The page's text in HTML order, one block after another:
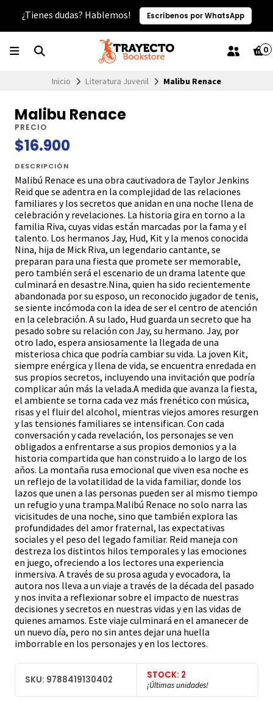
¿Tienes dudas? Hablemos! Escríbenos por WhatsApp
0
Inicio Literatura Juvenil Malibu Renace
Malibu Renace
PRECIO
$16.900
DESCRIPCIÓN
Malibú Renace es una obra cautivadora de Taylor Jenkins
Reid que se adentra en la complejidad de las relaciones
familiares y los secretos que anidan en una noche llena de
celebración y revelaciones. La historia gira en torno a la
familia Riva, cuyas vidas están marcadas por la fama y el
talento. Los hermanos Jay, Hud, Kit y la menos conocida
Nina, hija de Mick Riva, un legendario cantante, se
preparan para una fiesta que promete ser memorable,
pero también será el escenario de un drama latente que
culminará en desastre.Nina, quien ha sido recientemente
abandonada por su esposo, un reconocido jugador de tenis,
se siente incómoda con la idea de ser el centro de atención
en la celebración. A su lado, Hud guarda un secreto que ha
pesado sobre su relación con Jay, su hermano. Jay, por
otro lado, espera ansiosamente la llegada de una
misteriosa chica que podría cambiar su vida. La joven Kit,
siempre enérgica y llena de vida, se encuentra enredada en
sus propios secretos, incluyendo una invitación que podría
complicar aún más la velada.A medida que avanza la fiesta,
el ambiente se torna cada vez más frenético con música,
risas y el fluir del alcohol, mientras viejos amores resurgen
y las tensiones familiares se intensifican. Con cada
conversación y cada revelación, los personajes se ven
obligados a enfrentarse a sus propios demonios y a la
historia compartida que han construido a lo largo de los
años. La montaña rusa emocional que viven esa noche es
un reflejo de la volatilidad de la vida familiar, donde los
lazos que unen a las personas pueden ser al mismo tiempo
un refugio y una trampa.Malibú Renace no solo narra las
vicisitudes de una noche, sino que también explora las
profundidades del amor fraternal, las expectativas
sociales y el peso del legado familiar. Reid maneja con
destreza los distintos hilos temporales y las emociones
en juego, ofreciendo a los lectores una experiencia
inmersiva. A través de su prosa aguda y evocadora, la
autora nos lleva a un viaje a través de la década del pasado
y nos invita a reflexionar sobre el impacto de nuestras
decisiones y secretos en nuestras vidas y en las vidas de
quienes amamos. Este viaje culminará en el amanecer de
un nuevo día, pero no sin antes dejar una huella
imborrable en los personajes y en los lectores.
SKU: 9788419130402 STOCK: 2
¡Últimas unidades!